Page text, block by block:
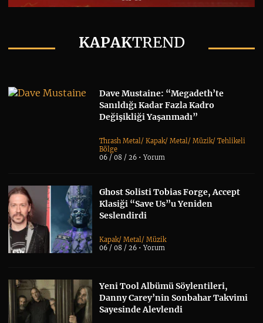
KAPAKTREND
Dave Mustaine: “Megadeth’te
Sanıldığı Kadar Fazla Kadro
Değişikliği Yaşanmadı”
Thrash Metal/Kapak/Metal/Müzik/Tehlikeli
Bölge
06 / 08 / 26 •Yorum
Ghost Solisti Tobias Forge, Accept
Klasiği “Save Us”u Yeniden
Seslendirdi
Kapak/Metal/Müzik
06 / 08 / 26 •Yorum
Yeni Tool Albümü Söylentileri,
Danny Carey’nin Sonbahar Takvimi
Sayesinde Alevlendi